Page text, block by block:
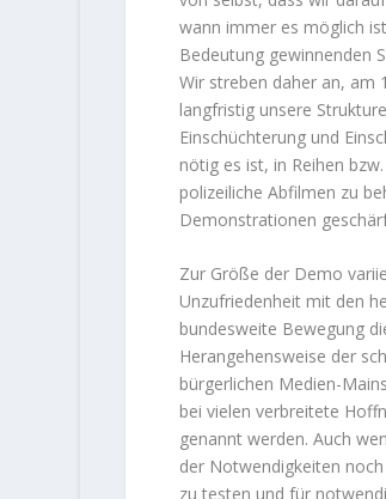
wann immer es möglich
Bedeutung gewinnenden
Wir streben daher an, am
langfristig unsere
Einschüchterung und
nötig es ist, in Reihen
polizeiliche Abfilmen zu
Demonstrationen
Zur Größe der Demo
Unzufriedenheit mit den
bundesweite Bewegung
Herangehensweise der
bürgerlichen Medien-
bei vielen verbreitete
genannt werden. Auch
der Notwendigkeiten
zu testen und für